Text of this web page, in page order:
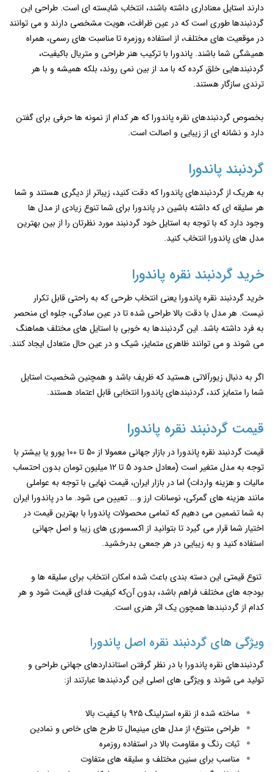
دارند استایل معناداری داشته باشند، انتخاب شایسته ای است. طراحی این
گردنبندها طوری است که در عین ظرافت، هویت مشخصی دارند و می ‌توانند
در موقعیت ‌های مختلف، از استفاده روزمره تا مناسبت‌ های رسمی، همراه
همیشگی شما باشند. پاندورا با ترکیب هنر طراحی و متریال باکیفیت،
گردنبندهایی خلق کرده که با مد از بین نمی روند، بلکه همیشه و با هر
ترندی سازگار هستند.
بخصوص گردنبندهای نقره پاندورا که هر کدام از نمونه ها حرفی برای گفتن
دارد و نشانه ای از زیبایی و اصالت است.
گردنبند پاندورا
به هریک از گردنبندهای پاندورا که دقت کنید، زیباتر از دیگری هستند و شما
هر سلیقه ای که داشته باشین در پاندورا برای شما تنوع زیادی از مدل ها
وجود دارد که با توجه به استایل خود گردنبند مورد نظرتان را از بین بهترین
مدل های پاندورا انتخاب کنید.
خرید گردنبند نقره پاندورا
خرید گردنبند نقره پاندورا یعنی انتخاب طرحی که به ‌راحتی قابل تکرار
نیست. هر مدل با دقت بالا طراحی شده تا در عین سادگی، جلوه ‌ای منحصر
به ‌فرد داشته باشد. این گردنبندها به ‌خوبی با استایل ‌های مختلف هماهنگ
می‌ شوند و می ‌توانند ظاهری متمایز، شیک و در عین حال متعادل ایجاد کنند.
اگر به دنبال زیورآلاتی هستید که ظریف باشد و همچنین شخصیت استایل
شما را متمایز کند، گردنبندهای پاندورا انتخابی قابل اعتماد هستند.
قیمت گردنبند نقره پاندورا
قیمت گردنبند نقره پاندورا در بازار جهانی معمولا از 50 تا 100 یورو یا بیشتر با
توجه به مدل متغیر است (معادل حدود 5 تا 12 میلیون تومان بدون احتساب
مالیات و هزینه واردات) اما در بازار ایران، قیمت نهایی با توجه به عواملی
مانند هزینه‌ های گمرکی، نوسانات ارز و... تعیین می ‌شود. ما در پاندورا ایران
به شما تضمین می دهیم که تمامی محصولات پاندورا با بهترین قیمت در
اختیار شما قرار می گیرد تا بتوانید از اکسسوری های زیبا و اصل جهانی
استفاده کنید و به زیبایی در هر جمعی بدرخشید.
تنوع قیمتی این دسته ‌بندی باعث شده امکان انتخاب برای سلیقه ‌ها و
بودجه ‌های مختلف فراهم باشد، بدون آن‌که کیفیت فدای قیمت شود و هر
کدام از گردنبندها همچون یک اثر هنری است.
ویژگی‌ های گردنبند نقره اصل پاندورا
گردنبندهای نقره پاندورا با در نظر گرفتن استانداردهای جهانی طراحی و
تولید می‌ شوند و ویژگی ‌های اصلی این گردنبندها عبارتند از:
ساخته ‌شده از نقره استرلینگ ۹۲۵ با کیفیت بالا
طراحی متنوع؛ از مدل‌ های مینیمال تا طرح ‌های خاص و نمادین
ثبات رنگ و مقاومت بالا در استفاده روزمره
مناسب برای سنین مختلف و سلیقه‌ های متفاوت